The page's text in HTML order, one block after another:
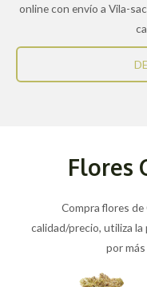
online con envío a Vila-
Flores
Compra flores
calidad/precio, utiliza
por